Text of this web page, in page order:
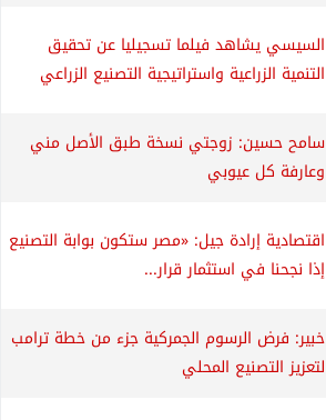
السيسي يشاهد فيلما تسجيليا عن تحقيق
التنمية الزراعية واستراتيجية التصنيع الزراعي
سامح حسين: زوجتي نسخة طبق الأصل مني
وعارفة كل عيوبي
اقتصادية إرادة جيل: «مصر ستكون بوابة التصنيع
إذا نجحنا في استثمار قرار...
خبير: فرض الرسوم الجمركية جزء من خطة ترامب
لتعزيز التصنيع المحلي